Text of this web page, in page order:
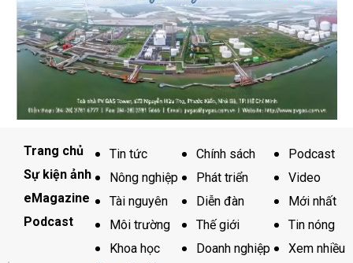
Trang chủ
Sự kiện ảnh
eMagazine
Podcast
Tin tức
Nông nghiệp
Tài nguyên
Môi trường
Khoa học
Chính sách
Phát triển
Diễn đàn
Thế giới
Doanh nghiệp
Podcast
Video
Mới nhất
Tin nóng
Xem nhiều